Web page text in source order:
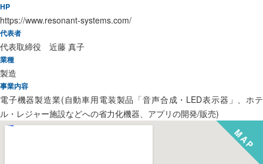
HP
https://www.resonant-systems.com/
代表者
代表取締役 近藤 真子
業種
製造
事業内容
電子機器製造業(自動車用電装製品「音声合成・LED表示器」、ホテ
ル・レジャー施設などへの省力化機器、アプリの開発/販売)